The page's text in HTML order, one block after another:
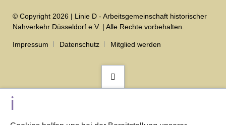
© Copyright 2026 | Linie D - Arbeitsgemeinschaft historischer
Nahverkehr Düsseldorf e.V. | Alle Rechte vorbehalten.
Navigation
Impressum Datenschutz Mitglied werden